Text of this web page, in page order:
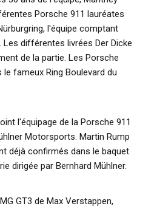
Porsche 911 lauréates
l'équipe comptant
différentes livrées Der Dicke
de la partie. Les Porsche
fameux Ring Boulevard du
l'équipage de la Porsche 911
Motorsports. Martin Rump
déjà confirmés dans le baquet
dirigée par Bernhard Mühlner.
GT3 de Max Verstappen,